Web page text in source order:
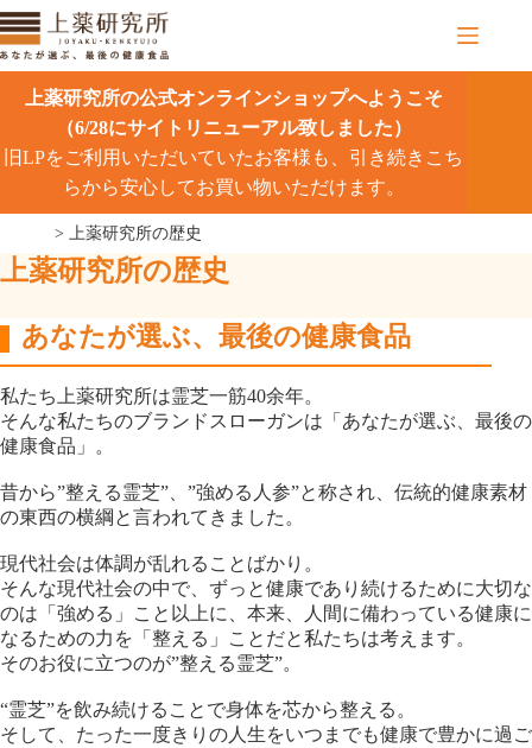
コ
ン
テ
ス
ッ
上薬研究所の公式オンラインショップへようこそ
（6/28にサイトリニューアル致しました）
旧LPをご利用いただいていたお客様も、引き続きこち
らから安心してお買い物いただけます。
> 上薬研究所の歴史
上薬研究所の歴史
あなたが選ぶ、最後の健康食品
私たち上薬研究所は霊芝一筋40余年。
そんな私たちのブランドスローガンは「あなたが選ぶ、最後の
健康食品」。
昔から”整える霊芝”、”強める人参”と称され、伝統的健康素材
の東西の横綱と言われてきました。
現代社会は体調が乱れることばかり。
そんな現代社会の中で、ずっと健康であり続けるために大切な
のは「強める」こと以上に、本来、人間に備わっている健康に
なるための力を「整える」ことだと私たちは考えます。
そのお役に立つのが”整える霊芝”。
“霊芝”を飲み続けることで身体を芯から整える。
そして、たった一度きりの人生をいつまでも健康で豊かに過ご